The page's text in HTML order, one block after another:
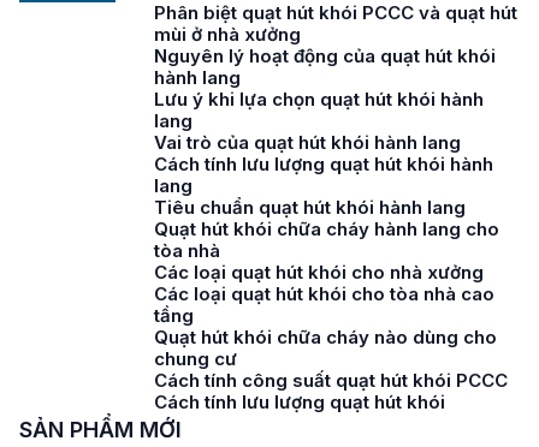
Phân biệt quạt hút khói PCCC và quạt hút
mùi ở nhà xưởng
Nguyên lý hoạt động của quạt hút khói
hành lang
Lưu ý khi lựa chọn quạt hút khói hành
lang
Vai trò của quạt hút khói hành lang
Cách tính lưu lượng quạt hút khói hành
lang
Tiêu chuẩn quạt hút khói hành lang
Quạt hút khói chữa cháy hành lang cho
tòa nhà
Các loại quạt hút khói cho nhà xưởng
Các loại quạt hút khói cho tòa nhà cao
tầng
Quạt hút khói chữa cháy nào dùng cho
chung cư
Cách tính công suất quạt hút khói PCCC
Cách tính lưu lượng quạt hút khói
SẢN PHẨM MỚI